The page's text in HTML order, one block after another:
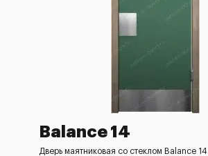
Balance 14
Дверь маятниковая со стеклом Balance 14